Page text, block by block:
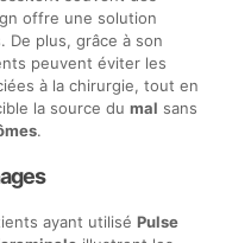
offre une solution
De plus, grâce à son
peuvent éviter les
à la chirurgie, tout en
la source du mal sans
.
ayant utilisé Pulse